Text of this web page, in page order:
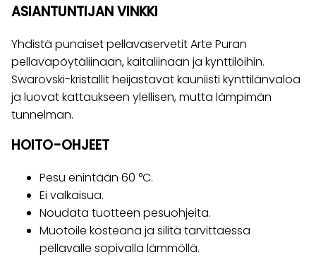
ASIANTUNTIJAN VINKKI
Yhdistä punaiset pellavaservetit Arte Puran
pellavapöytäliinaan, kaitaliinaan ja kynttilöihin.
Swarovski-kristallit heijastavat kauniisti kynttilänvaloa
ja luovat kattaukseen ylellisen, mutta lämpimän
tunnelman.
HOITO-OHJEET
Pesu enintään 60 °C.
Ei valkaisua.
Noudata tuotteen pesuohjeita.
Muotoile kosteana ja silitä tarvittaessa
pellavalle sopivalla lämmöllä.